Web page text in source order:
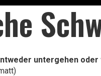
untergehen